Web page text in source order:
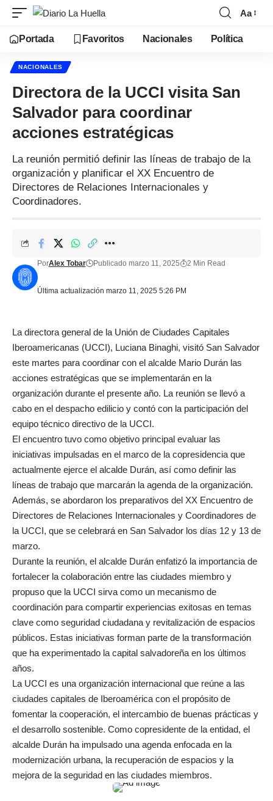
Aa
Portada Favoritos Nacionales Política
NACIONALES
Directora de la UCCI visita San
Salvador para coordinar
acciones estratégicas
La reunión permitió definir las líneas de trabajo de la
organización y planificar el XX Encuentro de
Directores de Relaciones Internacionales y
Coordinadores.
Última actualización marzo 11, 2025 5:26 PM
PorAlex Tobar Publicado marzo 11, 2025 2 Min Read
La directora general de la Unión de Ciudades Capitales
Iberoamericanas (UCCI), Luciana Binaghi, visitó San Salvador
este martes para coordinar con el alcalde Mario Durán las
acciones estratégicas que se implementarán en la
organización durante el presente año. La reunión se llevó a
cabo en el despacho edilicio y contó con la participación del
equipo técnico directivo de la UCCI.
El encuentro tuvo como objetivo principal evaluar las
iniciativas impulsadas en el marco de la copresidencia que
actualmente ejerce el alcalde Durán, así como definir las
líneas de trabajo que marcarán la agenda de la organización.
Además, se abordaron los preparativos del XX Encuentro de
Directores de Relaciones Internacionales y Coordinadores de
la UCCI, que se celebrará en San Salvador los días 12 y 13 de
marzo.
Durante la reunión, el alcalde Durán enfatizó la importancia de
fortalecer la colaboración entre las ciudades miembro y
propuso que la UCCI sirva como un mecanismo de
coordinación para compartir experiencias exitosas en temas
clave como seguridad ciudadana y revitalización de espacios
públicos. Estas iniciativas forman parte de la transformación
que ha experimentado la capital salvadoreña en los últimos
años.
La UCCI es una organización internacional que reúne a las
ciudades capitales de Iberoamérica con el propósito de
fomentar la cooperación, el intercambio de buenas prácticas y
el desarrollo sostenible. Como copresidente de la entidad, el
alcalde Durán ha impulsado una agenda enfocada en la
modernización urbana, la recuperación de espacios y la
mejora de la seguridad en las ciudades miembros.